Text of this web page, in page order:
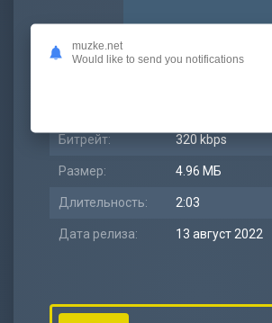
Битрейт: 320 kbps
Размер: 4.96 МБ
Длительность: 2:03
Дата релиза: 13 август 2022
muzke.net
Would like to send you notifications